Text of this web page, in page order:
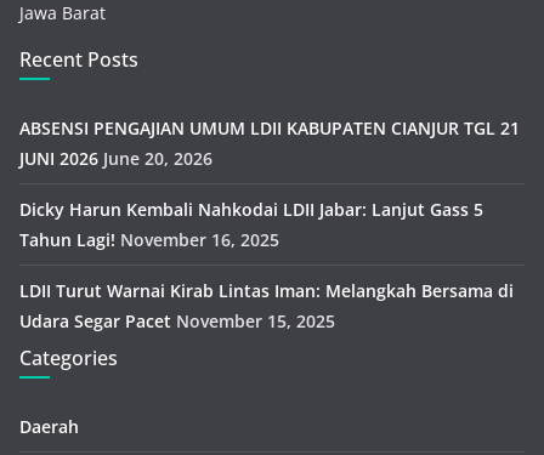
Jawa Barat
Recent Posts
ABSENSI PENGAJIAN UMUM LDII KABUPATEN CIANJUR TGL 21
JUNI 2026 June 20, 2026
Dicky Harun Kembali Nahkodai LDII Jabar: Lanjut Gass 5
Tahun Lagi! November 16, 2025
LDII Turut Warnai Kirab Lintas Iman: Melangkah Bersama di
Udara Segar Pacet November 15, 2025
Categories
Daerah